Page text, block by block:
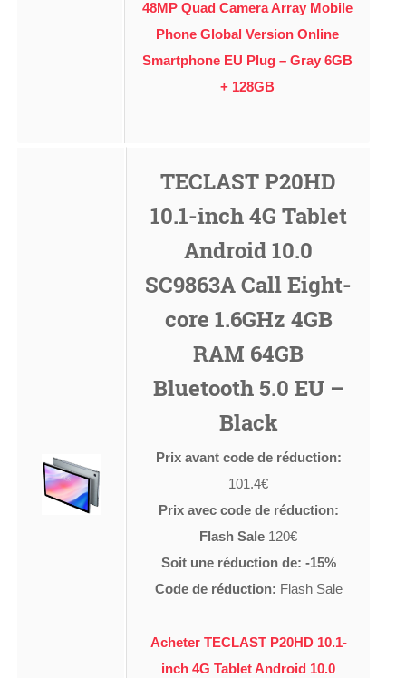
48MP Quad Camera Array Mobile
Phone Global Version Online
Smartphone EU Plug – Gray 6GB
+ 128GB
TECLAST P20HD
10.1-inch 4G Tablet
Android 10.0
SC9863A Call Eight-
core 1.6GHz 4GB
RAM 64GB
Bluetooth 5.0 EU –
Black
Prix avant code de réduction:
101.4€
Prix avec code de réduction:
Flash Sale 120€
Soit une réduction de: -15%
Code de réduction: Flash Sale
Acheter TECLAST P20HD 10.1-
inch 4G Tablet Android 10.0